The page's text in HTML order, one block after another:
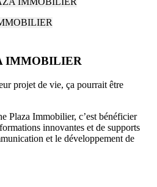
IMMOBILIER
projet de vie, ça pourrait être
Plaza Immobilier, c’est bénéficier
innovantes et de supports
et le développement de